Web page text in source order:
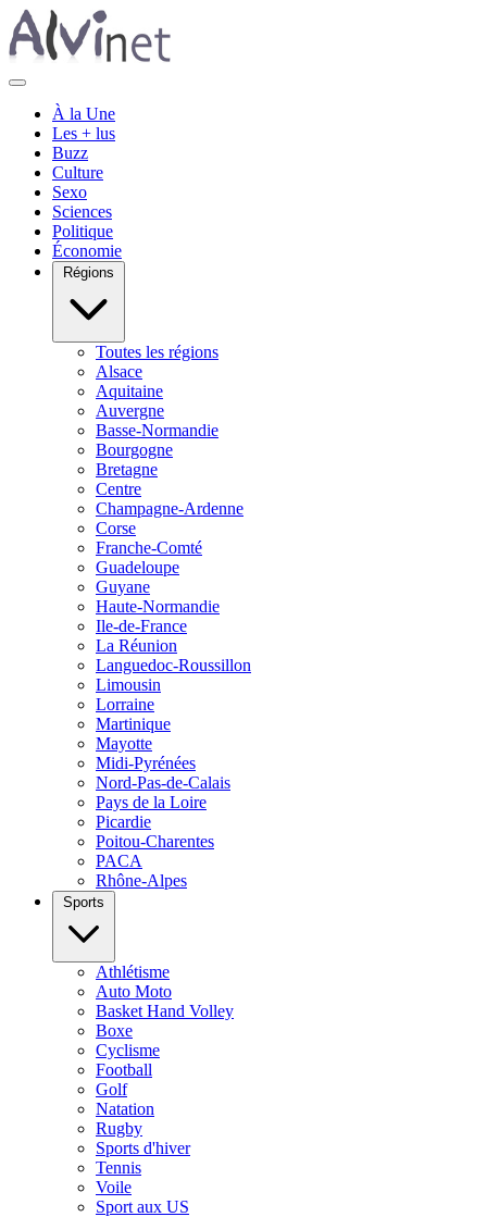
À la Une
Les + lus
Buzz
Culture
Sexo
Sciences
Politique
Économie
Régions
Toutes les régions
Alsace
Aquitaine
Auvergne
Basse-Normandie
Bourgogne
Bretagne
Centre
Champagne-Ardenne
Corse
Franche-Comté
Guadeloupe
Guyane
Haute-Normandie
Ile-de-France
La Réunion
Languedoc-Roussillon
Limousin
Lorraine
Martinique
Mayotte
Midi-Pyrénées
Nord-Pas-de-Calais
Pays de la Loire
Picardie
Poitou-Charentes
PACA
Rhône-Alpes
Sports
Athlétisme
Auto Moto
Basket Hand Volley
Boxe
Cyclisme
Football
Golf
Natation
Rugby
Sports d'hiver
Tennis
Voile
Sport aux US